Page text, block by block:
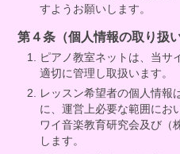
すようお願いします。
第４条（個人情報の取り扱い
ピアノ教室ネットは、当サ
適切に管理し取扱います。
レッスン希望者の個人情報
に、運営上必要な範囲にお
ワイ音楽教育研究会及び（
します。